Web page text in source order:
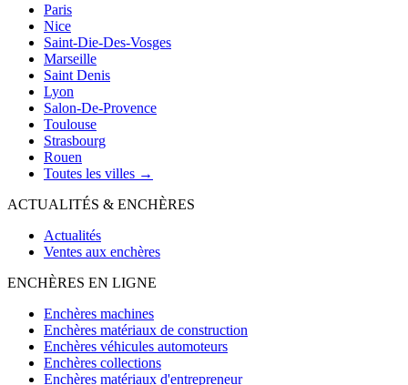
Paris
Nice
Saint-Die-Des-Vosges
Marseille
Saint Denis
Lyon
Salon-De-Provence
Toulouse
Strasbourg
Rouen
Toutes les villes →
ACTUALITÉS & ENCHÈRES
Actualités
Ventes aux enchères
ENCHÈRES EN LIGNE
Enchères machines
Enchères matériaux de construction
Enchères véhicules automoteurs
Enchères collections
Enchères matériaux d'entrepreneur